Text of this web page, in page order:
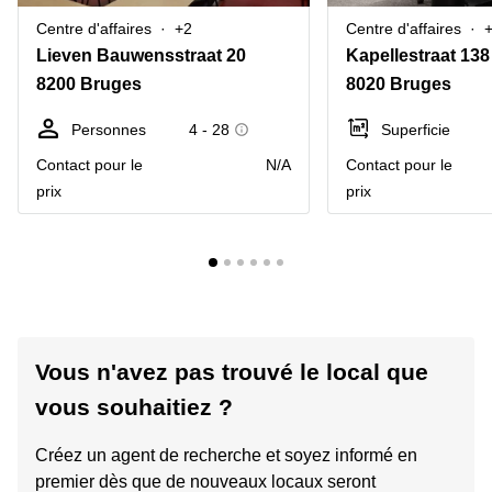
Centre d'affaires +2
Lieven Bauwensstraat 20
8200 Bruges
Personnes
4 - 28
Contact pour le
prix
N/A
Centre d'affaires
Kapellestraat 138
8020 Bruges
Superficie
Contact pour le
prix
Vous n'avez pas trouvé le local que
vous souhaitiez ?
Créez un agent de recherche et soyez informé en
premier dès que de nouveaux locaux seront